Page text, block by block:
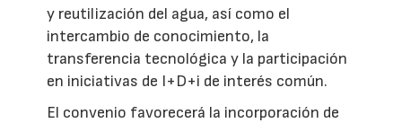
y reutilización del agua, así como el
intercambio de conocimiento, la
transferencia tecnológica y la participación
en iniciativas de I+D+i de interés común.
El convenio favorecerá la incorporación de